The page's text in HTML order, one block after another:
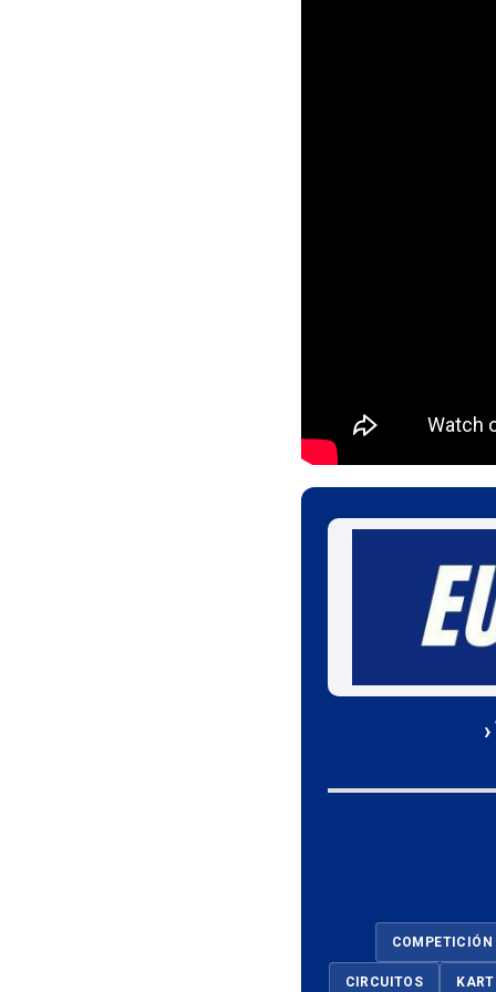
COMPETICIÓN
CIRCUITOS